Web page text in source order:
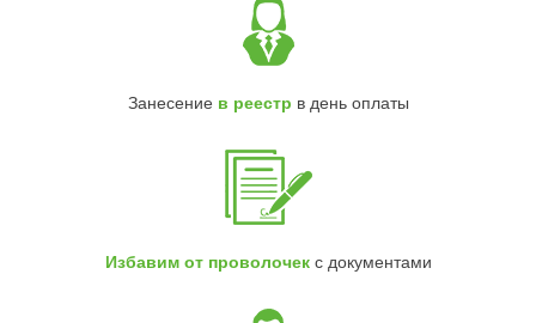
Занесение в реестр в день оплаты
Избавим от проволочекс документами